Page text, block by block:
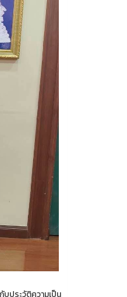
ประวัติความเป็น